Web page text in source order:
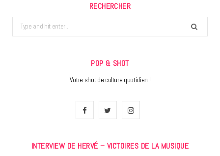
RECHERCHER
Search
for:
POP & SHOT
Votre shot de culture quotidien !
F
c
i
I
s
INTERVIEW DE HERVÉ – VICTOIRES DE LA MUSIQUE